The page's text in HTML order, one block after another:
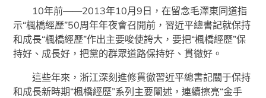
10年前——2013年10月9日，在留念毛澤東同道指
示“楓橋經歷”50周年年夜會召開前，習近平總書記就保持
和成長“楓橋經歷”作出主要唆使誇大，要把“楓橋經歷”保
持好、成長好，把黨的群眾道路保持好、貫徹好。
這些年來，浙江深刻進修貫徹習近平總書記關于保持
和成長新時期“楓橋經歷”系列主要闡述，連續擦亮“金手